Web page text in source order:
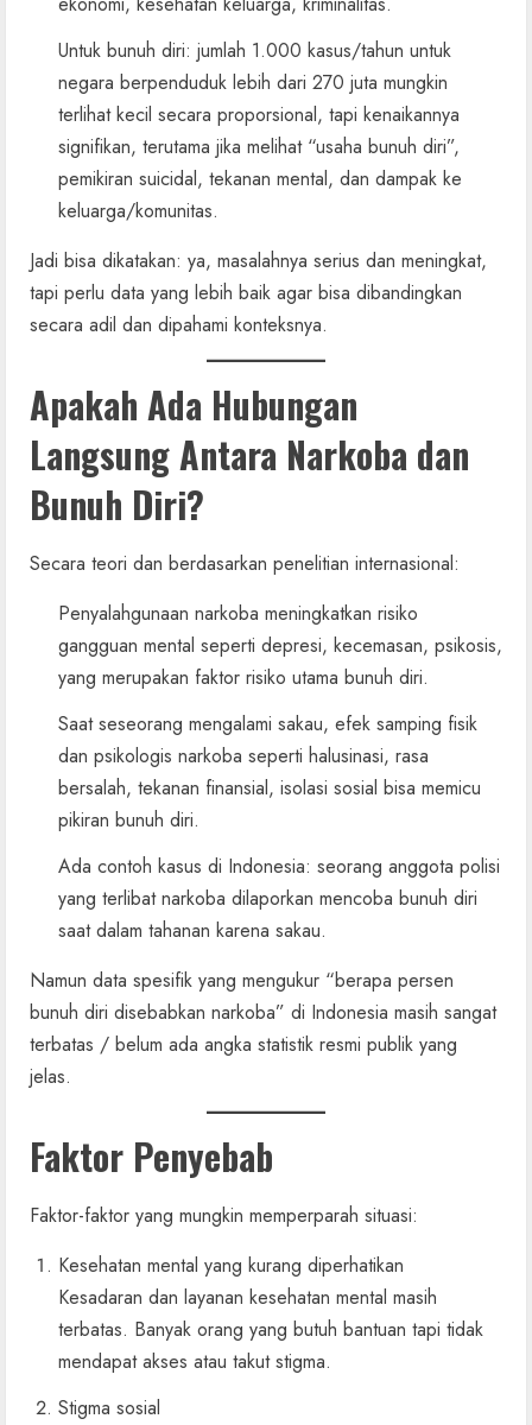
Untuk bunuh diri: jumlah 1.000 kasus/tahun untuk
negara berpenduduk lebih dari 270 juta mungkin
terlihat kecil secara proporsional, tapi kenaikannya
signifikan, terutama jika melihat “usaha bunuh diri”,
pemikiran suicidal, tekanan mental, dan dampak ke
keluarga/komunitas.
Jadi bisa dikatakan: ya, masalahnya serius dan meningkat,
tapi perlu data yang lebih baik agar bisa dibandingkan
secara adil dan dipahami konteksnya.
Apakah Ada Hubungan
Langsung Antara Narkoba dan
Bunuh Diri?
Secara teori dan berdasarkan penelitian internasional:
Penyalahgunaan narkoba meningkatkan risiko
gangguan mental seperti depresi, kecemasan, psikosis,
yang merupakan faktor risiko utama bunuh diri.
Saat seseorang mengalami sakau, efek samping fisik
dan psikologis narkoba seperti halusinasi, rasa
bersalah, tekanan finansial, isolasi sosial bisa memicu
pikiran bunuh diri.
Ada contoh kasus di Indonesia: seorang anggota polisi
yang terlibat narkoba dilaporkan mencoba bunuh diri
saat dalam tahanan karena sakau.
Namun data spesifik yang mengukur “berapa persen
bunuh diri disebabkan narkoba” di Indonesia masih sangat
terbatas / belum ada angka statistik resmi publik yang
jelas.
Faktor Penyebab
Faktor-faktor yang mungkin memperparah situasi:
Kesehatan mental yang kurang diperhatikan
Kesadaran dan layanan kesehatan mental masih
terbatas. Banyak orang yang butuh bantuan tapi tidak
mendapat akses atau takut stigma.
Stigma sosial